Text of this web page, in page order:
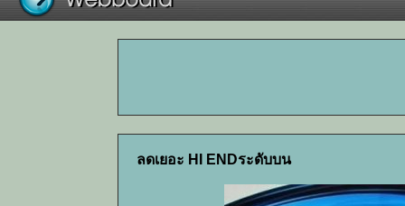
ลดเยอะ HI ENDระดับบน